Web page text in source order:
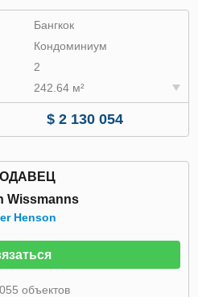
Бангкок
Кондоминиум
2
242.64 м²
$ 2 130 054
Wissmanns
Henson
объектов